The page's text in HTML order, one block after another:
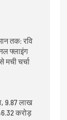
तक: रवि
फ्लाइंग
चर्चा
9.87 लाख
करोड़